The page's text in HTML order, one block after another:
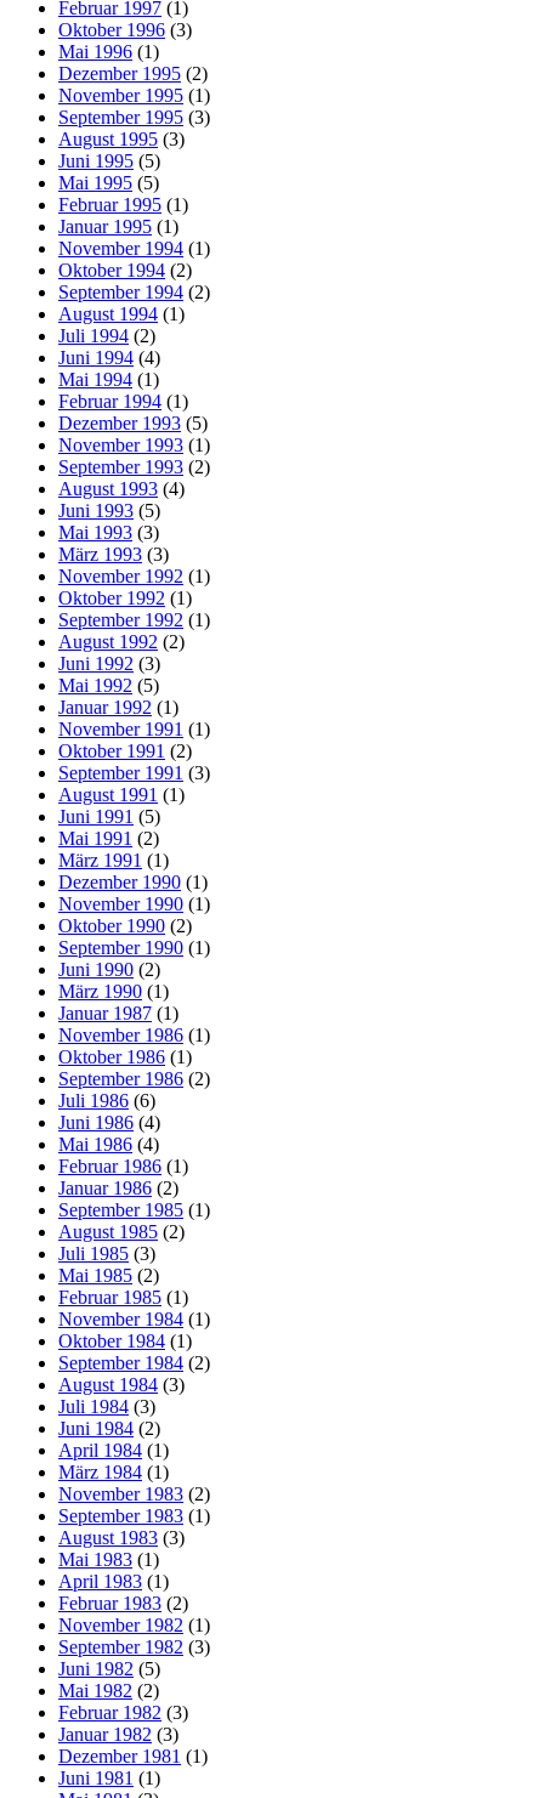
Februar 1997 (1)
Oktober 1996 (3)
Mai 1996 (1)
Dezember 1995 (2)
November 1995 (1)
September 1995 (3)
August 1995 (3)
Juni 1995 (5)
Mai 1995 (5)
Februar 1995 (1)
Januar 1995 (1)
November 1994 (1)
Oktober 1994 (2)
September 1994 (2)
August 1994 (1)
Juli 1994 (2)
Juni 1994 (4)
Mai 1994 (1)
Februar 1994 (1)
Dezember 1993 (5)
November 1993 (1)
September 1993 (2)
August 1993 (4)
Juni 1993 (5)
Mai 1993 (3)
März 1993 (3)
November 1992 (1)
Oktober 1992 (1)
September 1992 (1)
August 1992 (2)
Juni 1992 (3)
Mai 1992 (5)
Januar 1992 (1)
November 1991 (1)
Oktober 1991 (2)
September 1991 (3)
August 1991 (1)
Juni 1991 (5)
Mai 1991 (2)
März 1991 (1)
Dezember 1990 (1)
November 1990 (1)
Oktober 1990 (2)
September 1990 (1)
Juni 1990 (2)
März 1990 (1)
Januar 1987 (1)
November 1986 (1)
Oktober 1986 (1)
September 1986 (2)
Juli 1986 (6)
Juni 1986 (4)
Mai 1986 (4)
Februar 1986 (1)
Januar 1986 (2)
September 1985 (1)
August 1985 (2)
Juli 1985 (3)
Mai 1985 (2)
Februar 1985 (1)
November 1984 (1)
Oktober 1984 (1)
September 1984 (2)
August 1984 (3)
Juli 1984 (3)
Juni 1984 (2)
April 1984 (1)
März 1984 (1)
November 1983 (2)
September 1983 (1)
August 1983 (3)
Mai 1983 (1)
April 1983 (1)
Februar 1983 (2)
November 1982 (1)
September 1982 (3)
Juni 1982 (5)
Mai 1982 (2)
Februar 1982 (3)
Januar 1982 (3)
Dezember 1981 (1)
Juni 1981 (1)